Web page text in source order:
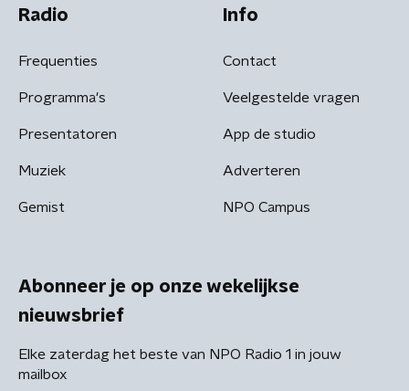
Radio
Frequenties
Programma's
Presentatoren
Muziek
Gemist
Info
Contact
Veelgestelde vragen
App de studio
Adverteren
NPO Campus
Abonneer je op onze wekelijkse
nieuwsbrief
Elke zaterdag het beste van NPO Radio 1 in jouw
mailbox